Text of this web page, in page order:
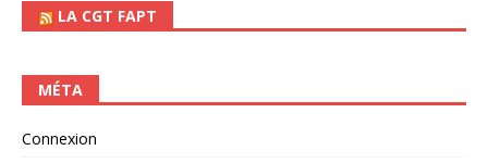
LA CGT FAPT
MÉTA
Connexion